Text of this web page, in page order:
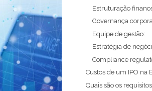
Estruturação
Governança
Equipe de gestão:
Estratégia de
Compliance
Custos de um IPO na
Quais são os